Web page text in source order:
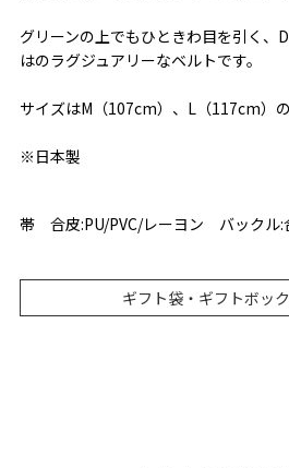
グリーンの上でもひときわ目を引く
はのラグジュアリーなベルトです。
サイズはM（107cm）、L（117cm）の
※日本製
帯 合皮:PU/PVC/レーヨン バックル:
ギフト袋・ギフトボッ